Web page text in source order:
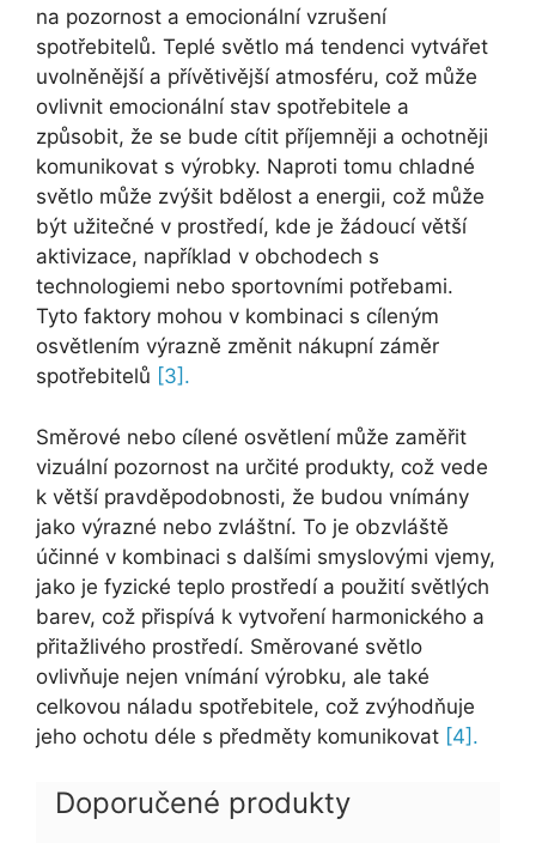
na pozornost a emocionální vzrušení
spotřebitelů. Teplé světlo má tendenci vytvářet
uvolněnější a přívětivější atmosféru, což může
ovlivnit emocionální stav spotřebitele a
způsobit, že se bude cítit příjemněji a ochotněji
komunikovat s výrobky. Naproti tomu chladné
světlo může zvýšit bdělost a energii, což může
být užitečné v prostředí, kde je žádoucí větší
aktivizace, například v obchodech s
technologiemi nebo sportovními potřebami.
Tyto faktory mohou v kombinaci s cíleným
osvětlením výrazně změnit nákupní záměr
spotřebitelů [3].
Směrové nebo cílené osvětlení může zaměřit
vizuální pozornost na určité produkty, což vede
k větší pravděpodobnosti, že budou vnímány
jako výrazné nebo zvláštní. To je obzvláště
účinné v kombinaci s dalšími smyslovými vjemy,
jako je fyzické teplo prostředí a použití světlých
barev, což přispívá k vytvoření harmonického a
přitažlivého prostředí. Směrované světlo
ovlivňuje nejen vnímání výrobku, ale také
celkovou náladu spotřebitele, což zvýhodňuje
jeho ochotu déle s předměty komunikovat [4].
Doporučené produkty